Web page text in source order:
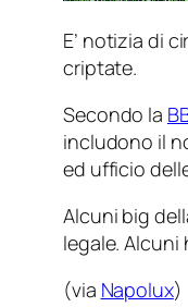
E’ notizia di
criptate.
Secondo la
includono il
ed ufficio
Alcuni big
legale.
(via Napolux)